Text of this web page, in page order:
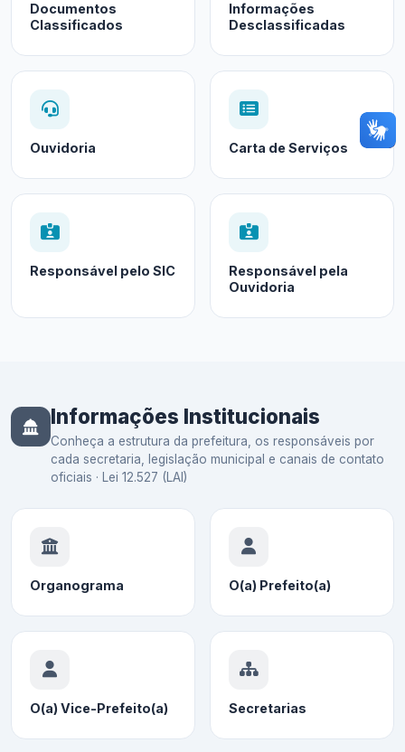
Documentos
Classificados
Informações
Desclassificadas
Ouvidoria Carta de Serviços
Responsável pelo SIC
Responsável pela
Ouvidoria
Informações Institucionais
Conheça a estrutura da prefeitura, os responsáveis por
cada secretaria, legislação municipal e canais de contato
oficiais · Lei 12.527 (LAI)
Organograma O(a) Prefeito(a)
O(a) Vice-Prefeito(a) Secretarias